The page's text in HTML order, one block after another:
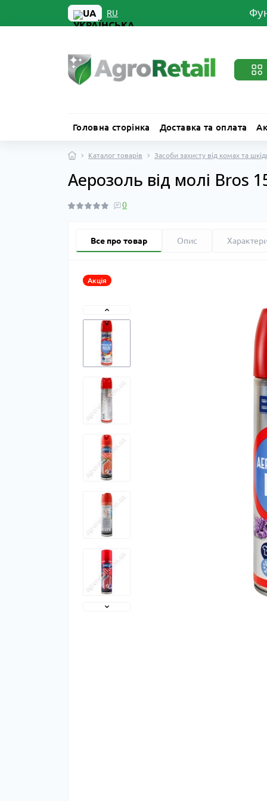
UA RU
Головна сторінка Доставка та оплата
Каталог товарів Засоби захисту від комах та
Аерозоль від молі Bros
0
Все про товар Опис
Акція